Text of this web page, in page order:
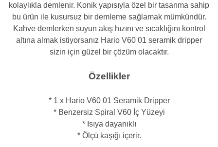
kolaylıkla demlenir. Konik yapısıyla özel bir tasarıma sahip
bu ürün ile kusursuz bir demleme sağlamak mümkündür.
Kahve demlerken suyun akış hızını ve sıcaklığını kontrol
altına almak istiyorsanız Hario V60 01 seramik dripper
sizin için güzel bir çözüm olacaktır.
Özellikler
* 1 x Hario V60 01 Seramik Dripper
* Benzersiz Spiral V60 İç Yüzeyi
* Isıya dayanıklı
* Ölçü kaşığı içerir.